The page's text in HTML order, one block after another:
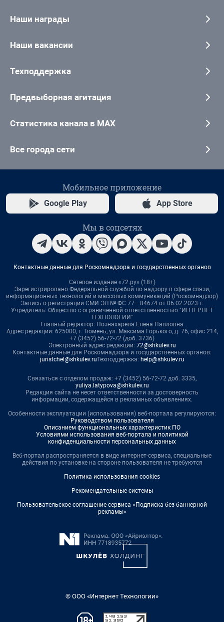
Наши награды
Наши вакансии
Техподдержка
Предвыборная агитация
Статистика канала в MAX
Все города сети
Мобильное приложение
Google Play App Store
Мы в соцсетях
Контактные данные для Роскомнадзора и государственных органов
Сетевое издание «72.ру» (18+)
Зарегистрировано Федеральной службой по надзору в сфере связи,
информационных технологий и массовых коммуникаций (Роскомнадзор)
Запись о регистрации СМИ ЭЛ № ФС 77– 84674 от 06.02.2023 г.
Учредитель: Общество с ограниченной ответственностью "ИНТЕРНЕТ
ТЕХНОЛОГИИ"
Главный редактор: Познахарева Елена Павловна
Адрес редакции: 625000, г. Тюмень, ул. Максима Горького, д. 76, офис 214,
+7 (3452) 56-72-72 (доб. 3736)
Электронный адрес редакции: 72@shkulev.ru
Контактные данные для Роскомнадзора и государственных органов:
juristchel@shkulev.ruТехподдержка: help@shkulev.ru
Связаться с отделом продаж: +7 (3452) 56-72-72 доб. 3335,
yuliya.latypova@shkulev.ru
Редакция сайта не несет ответственности за достоверность
информации, содержащейся в рекламных объявлениях.
Особенности эксплуатации (использования) веб-портала регулируются:
Руководством пользователя
Описанием функциональных характеристик ПО
Условиями использования веб-портала и политикой
конфиденциальности персональных данных
Веб-портал распространяется в виде интернет-сервиса, специальные
действия по установке на стороне пользователя не требуются
Политика использования cookies
Рекомендательные системы
Пользовательское соглашение сервиса «Подписка без баннерной
рекламы»
© ООО «Интернет Технологии»